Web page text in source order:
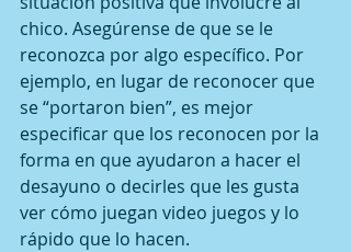
chico. Asegúrense de que se le
reconozca por algo específico. Por
ejemplo, en lugar de reconocer que
se “portaron bien”, es mejor
especificar que los reconocen por la
forma en que ayudaron a hacer el
desayuno o decirles que les gusta
ver cómo juegan video juegos y lo
rápido que lo hacen.